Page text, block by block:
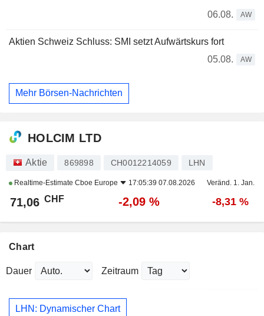
06.08.
AW
Aktien Schweiz Schluss: SMI setzt Aufwärtskurs fort
05.08.
AW
Mehr Börsen-Nachrichten
HOLCIM LTD
Aktie 869898 CH0012214059 LHN
Realtime-Estimate Cboe Europe 17:05:39 07.08.2026 Veränd. 1. Jan.
71,06 CHF -2,09 % -8,31 %
Chart
Dauer Zeitraum
LHN: Dynamischer Chart